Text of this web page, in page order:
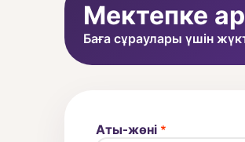
Мектепке
Баға сұраулары үшін
Аты-жөні *